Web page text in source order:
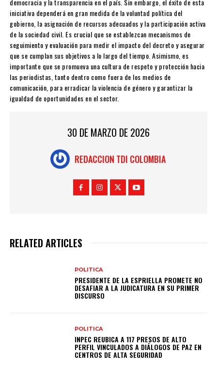
iniciativa dependerá en gran medida de la voluntad política del
gobierno, la asignación de recursos adecuados y la participación activa
de la sociedad civil. Es crucial que se establezcan mecanismos de
seguimiento y evaluación para medir el impacto del decreto y asegurar
que se cumplan sus objetivos a lo largo del tiempo. Asimismo, es
importante que se promueva una cultura de respeto y protección hacia
las periodistas, tanto dentro como fuera de los medios de
comunicación, para erradicar la violencia de género y garantizar la
igualdad de oportunidades en el sector.
30 DE MARZO DE 2026
REDACCION TDI COLOMBIA
RELATED ARTICLES
POLITICA
PRESIDENTE DE LA ESPRIELLA PROMETE NO
DESAFIAR A LA JUDICATURA EN SU PRIMER
DISCURSO
POLITICA
INPEC REUBICA A 117 PRESOS DE ALTO
PERFIL VINCULADOS A DIÁLOGOS DE PAZ EN
CENTROS DE ALTA SEGURIDAD